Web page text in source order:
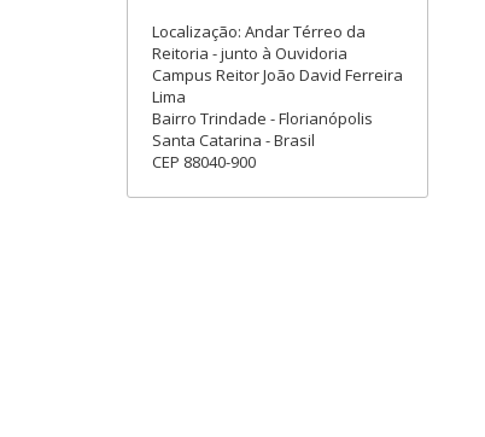
Localização: Andar Térreo da
Reitoria - junto à Ouvidoria
Campus Reitor João David Ferreira
Lima
Bairro Trindade - Florianópolis
Santa Catarina - Brasil
CEP 88040-900